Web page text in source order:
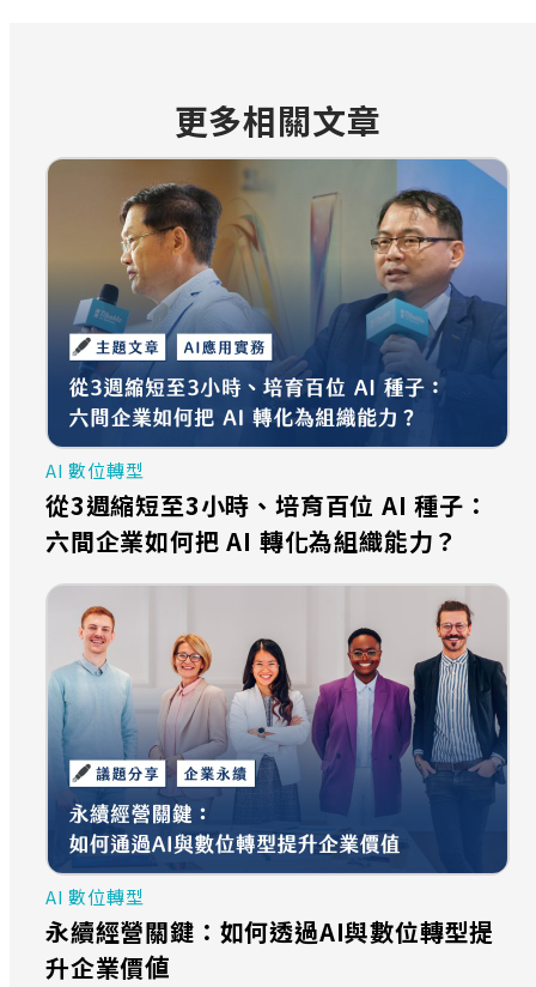
更多相關文章
AI 數位轉型
從3週縮短至3小時、培育百位 AI 種子：
六間企業如何把 AI 轉化為組織能力？
AI 數位轉型
永續經營關鍵：如何透過AI與數位轉型提
升企業價値